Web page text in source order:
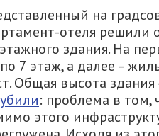
на
отеля решили
здания. На
7 этаж, а далее –
Общая высота
: проблема в том,
этого